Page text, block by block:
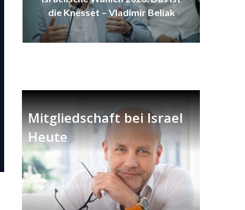
die Knesset – Vladimir Beliak
Mitgliedschaft bei Israel
Heute